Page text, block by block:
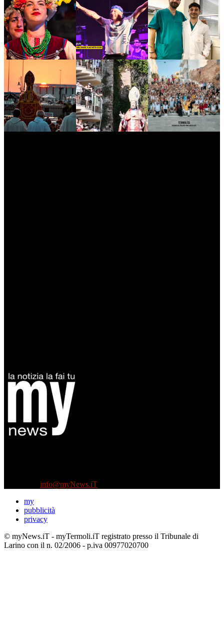
info@myNews.iT
my
pubblicità
privacy
© myNews.iT - myTermoli.iT registrato presso il Tribunale di
Larino con il n. 02/2006 - p.iva 00977020700